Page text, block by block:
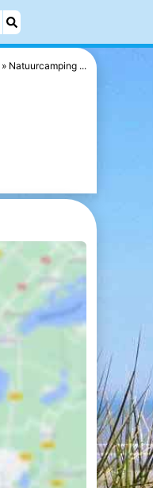
Natuurcamping ...